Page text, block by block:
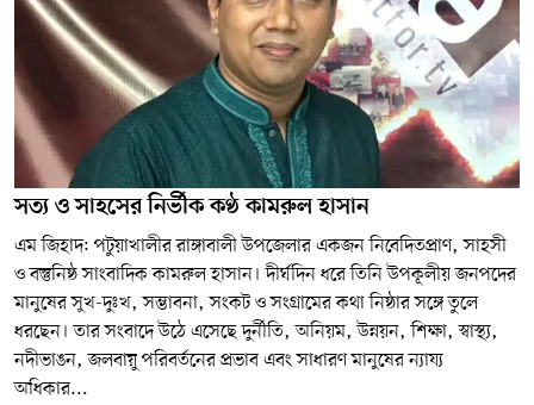
সত্য ও সাহসের নির্ভীক কণ্ঠ কামরুল হাসান
এম জিহাদ: পটুয়াখালীর রাঙ্গাবালী উপজেলার একজন নিবেদিতপ্রাণ, সাহসী
ও বস্তুনিষ্ঠ সাংবাদিক কামরুল হাসান। দীর্ঘদিন ধরে তিনি উপকূলীয় জনপদের
মানুষের সুখ-দুঃখ, সম্ভাবনা, সংকট ও সংগ্রামের কথা নিষ্ঠার সঙ্গে তুলে
ধরছেন। তার সংবাদে উঠে এসেছে দুর্নীতি, অনিয়ম, উন্নয়ন, শিক্ষা, স্বাস্থ্য,
নদীভাঙন, জলবায়ু পরিবর্তনের প্রভাব এবং সাধারণ মানুষের ন্যায্য
অধিকার...